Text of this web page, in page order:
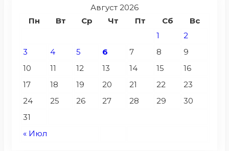
Август 2026
Пн
Вт Ср Чт Пт Сб Вс
« Июл
1
2
3
4 5 6 7 8
9
10
11 12 13 14 15
16
17
18 19 20 21 22
23
24
25 26 27 28 29
30
31